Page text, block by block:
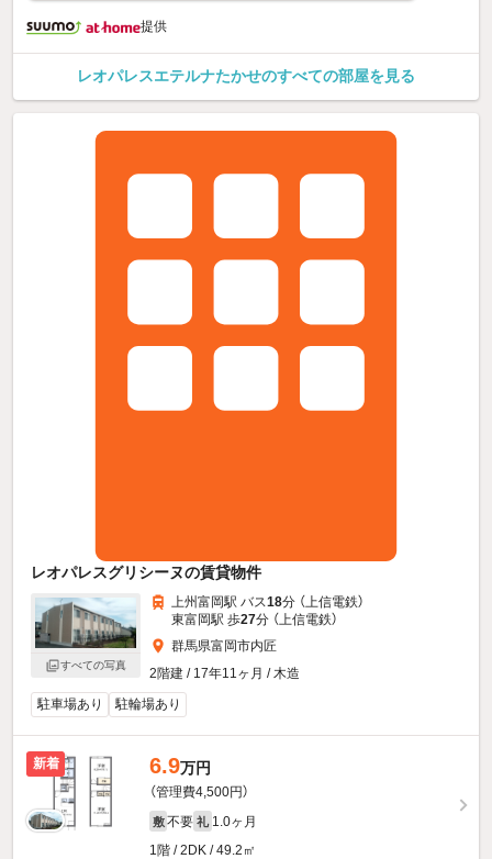
提供
レオパレスエテルナたかせのすべての部屋を見る
レオパレスグリシーヌの賃貸物件
すべての写真
上州富岡駅 バス18分 （上信電鉄）
東富岡駅 歩27分 （上信電鉄）
群馬県富岡市内匠
2階建 / 17年11ヶ月 / 木造
駐車場あり
駐輪場あり
新着 6.9万円
（管理費4,500円）
敷 不要 礼 1.0ヶ月
1階 / 2DK / 49.2㎡